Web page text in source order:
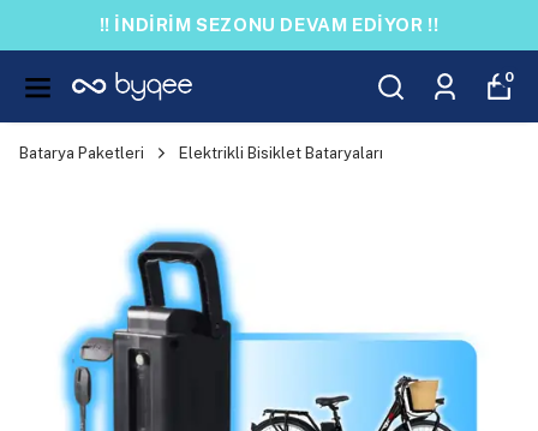
!! İNDİRİM SEZONU DEVAM EDİYOR !!
0
Batarya Paketleri Elektrikli Bisiklet Bataryaları